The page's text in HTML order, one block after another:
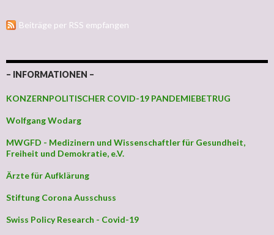
Beiträge per RSS empfangen
– INFORMATIONEN –
KONZERNPOLITISCHER COVID-19 PANDEMIEBETRUG
Wolfgang Wodarg
MWGFD - Medizinern und Wissenschaftler für Gesundheit,
Freiheit und Demokratie, e.V.
Ärzte für Aufklärung
Stiftung Corona Ausschuss
Swiss Policy Research - Covid-19